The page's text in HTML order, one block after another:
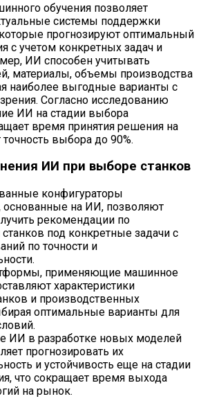
обучения позволяет
системы поддержки
прогнозируют оптимальный
с учетом конкретных задач и
ИИ способен учитывать
материалы, объемы производства
наиболее выгодные варианты с
Согласно исследованию
ИИ на стадии выбора
время принятия решения на
выбора до 90%.
ИИ при выборе станков
конфигураторы
основанные на ИИ, позволяют
рекомендации по
под конкретные задачи с
по точности и
применяющие машинное
характеристики
и производственных
оптимальные варианты для
ИИ в разработке новых моделей
прогнозировать их
и устойчивость еще на стадии
что сокращает время выхода
на рынок.